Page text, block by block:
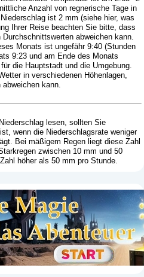
Anzahl von regnerische Tage in
ist 2 mm (siehe hier, was
Ihrer Reise beachten Sie bitte, dass
abweichen kann.
Monats ist ungefähr 9:40 (Stunden
9:23 und am Ende des Monats
die Hauptstadt und die Umgebung.
in verschiedenen Höhenlagen,
kann.
lesen, sollten Sie
wenn die Niederschlagsrate weniger
Bei mäßigem Regen liegt diese Zahl
zwischen 10 mm und 50
höher als 50 mm pro Stunde.